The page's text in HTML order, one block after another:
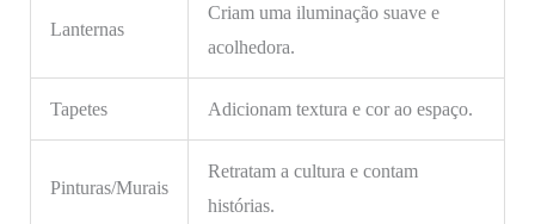
Lanternas
Criam uma iluminação suave e
acolhedora.
Tapetes Adicionam textura e cor ao espaço.
Pinturas/Murais
Retratam a cultura e contam
histórias.